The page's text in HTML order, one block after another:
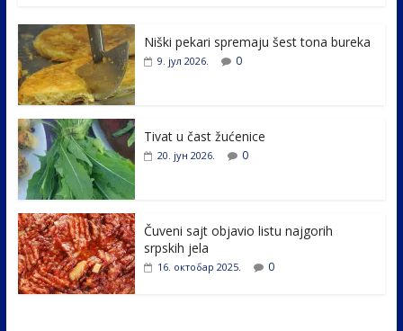
e
b
o
o
k
itt
er e
er
e
Niški pekari spremaju šest tona bureka
9. јул 2026. 0
Tivat u čast žućenice
20. јун 2026. 0
Čuveni sajt objavio listu najgorih
srpskih jela
16. октобар 2025. 0